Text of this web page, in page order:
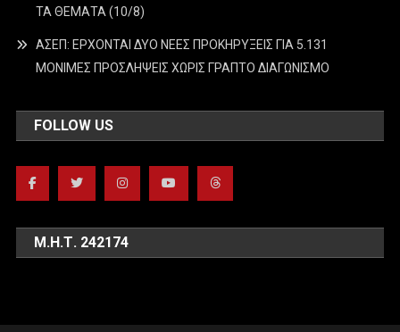
ΤΑ ΘΕΜΑΤΑ (10/8)
ΑΣΕΠ: ΕΡΧΟΝΤΑΙ ΔΥΟ ΝΕΕΣ ΠΡΟΚΗΡΥΞΕΙΣ ΓΙΑ 5.131
ΜΟΝΙΜΕΣ ΠΡΟΣΛΗΨΕΙΣ ΧΩΡΙΣ ΓΡΑΠΤΟ ΔΙΑΓΩΝΙΣΜΟ
FOLLOW US
Μ.Η.Τ. 242174